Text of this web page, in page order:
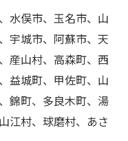
水俣市、玉名市、山
宇城市、阿蘇市、天
産山村、高森町、西
益城町、甲佐町、山
錦町、多良木町、湯
江村、球磨村、あさ